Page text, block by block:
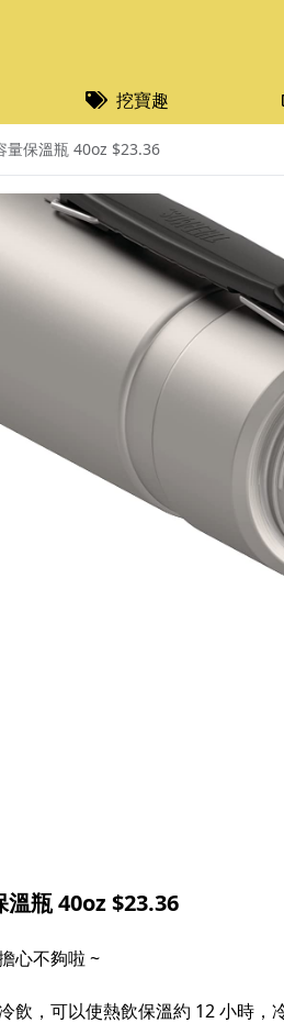
挖寶趣
量保溫瓶 40oz $23.36
溫瓶 40oz $23.36
心不夠啦 ~​
飲，可以使熱飲保溫約 12 小時